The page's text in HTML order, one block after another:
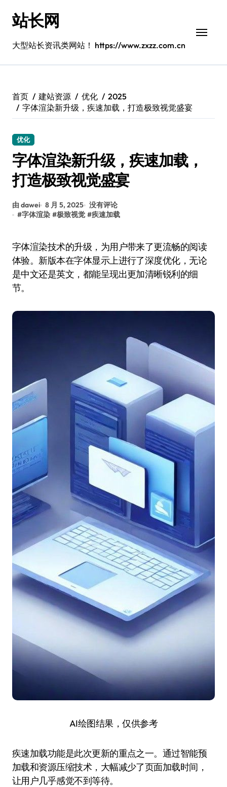
站长网
大型站长资讯类网站！ https://www.zxzz.com.cn
首页 建站资源 优化
2025
字体渲染新升级，疾速加载，打造极致视觉盛宴
优化
字体渲染新升级，疾速加载，
打造极致视觉盛宴
由 dawei 8 月 5, 2025 没有评论
#字体渲染 #极致视觉 #疾速加载
字体渲染技术的升级，为用户带来了更流畅的阅读
体验。新版本在字体显示上进行了深度优化，无论
是中文还是英文，都能呈现出更加清晰锐利的细
节。
AI绘图结果，仅供参考
疾速加载功能是此次更新的重点之一。通过智能预
加载和资源压缩技术，大幅减少了页面加载时间，
让用户几乎感觉不到等待。